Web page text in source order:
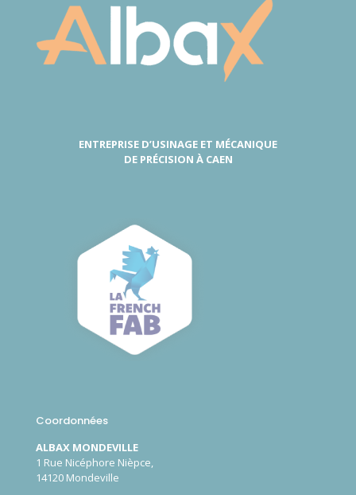
ENTREPRISE D’USINAGE ET MÉCANIQUE
DE PRÉCISION À CAEN
Coordonnées
ALBAX MONDEVILLE
1 Rue Nicéphore Nièpce,
14120 Mondeville